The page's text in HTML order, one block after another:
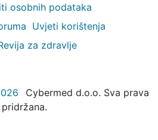
osobnih podataka
Uvjeti korištenja
za zdravlje
Cybermed d.o.o. Sva prava
pridržana.